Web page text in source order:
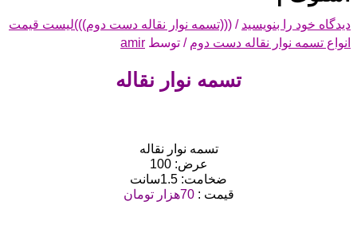
دیدگاه‌ خود را بنویسید / (((تسمه نوار نقاله دست دوم)))لیست قیمت
انواع تسمه نوار نقاله دست دوم / توسط amir
تسمه نوار نقاله
تسمه نوار نقاله
عرض: 100
ضخامت: 1.5سانت
قیمت : 70هزار تومان